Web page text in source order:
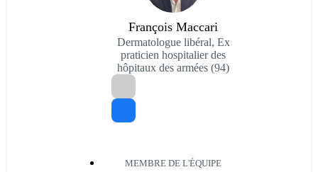
François Maccari
Dermatologue libéral, Ex
praticien hospitalier des
hôpitaux des armées (94)
MEMBRE DE L'ÉQUIPE